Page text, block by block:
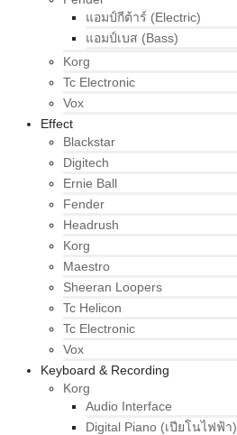
แอมป์กีต้าร์ (Electric)
แอมป์เบส (Bass)
Korg
Tc Electronic
Vox
Effect
Blackstar
Digitech
Ernie Ball
Fender
Headrush
Korg
Maestro
Sheeran Loopers
Tc Helicon
Tc Electronic
Vox
Keyboard & Recording
Korg
Audio Interface
Digital Piano (เปียโนไฟฟ้า)